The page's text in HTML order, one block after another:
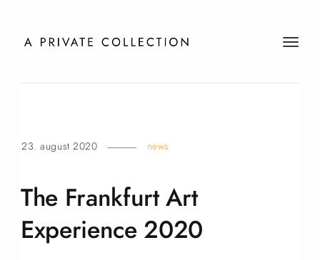
t
23. august 2020 news
The Frankfurt Art
Experience 2020